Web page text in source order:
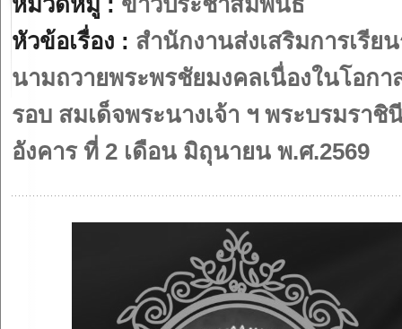
หัวข้อเรื่อง : สำนักงานส่งเสริมการเรีย
นามถวายพระพรชัยมงคลเนื่องในโอก
รอบ สมเด็จพระนางเจ้า ฯ พระบรมรา
อังคาร ที่ 2 เดือน มิถุนายน พ.ศ.2569